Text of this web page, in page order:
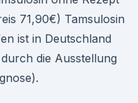
71,90€) Tamsulosin
ist in Deutschland
die Ausstellung